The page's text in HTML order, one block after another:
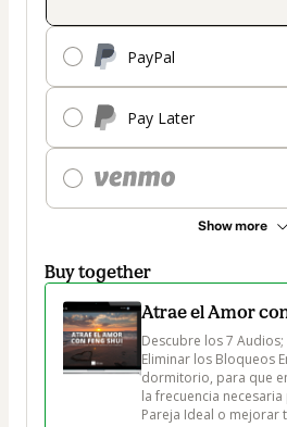
PayPal
Pay Later
Show more
Buy together
Atrae el Amor
Descubre los 7
Eliminar los Bloqueos
dormitorio, para que
la frecuencia
Pareja Ideal o mejorar